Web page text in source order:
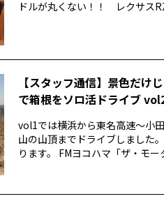
ドルが丸くない！！ レクサス
【スタッフ通信】景色だけ
で箱根をソロ活ドライブ
vol1では横浜から東名高速〜小
山の山頂までドライブしました
ります。 FMヨコハマ「ザ・モー